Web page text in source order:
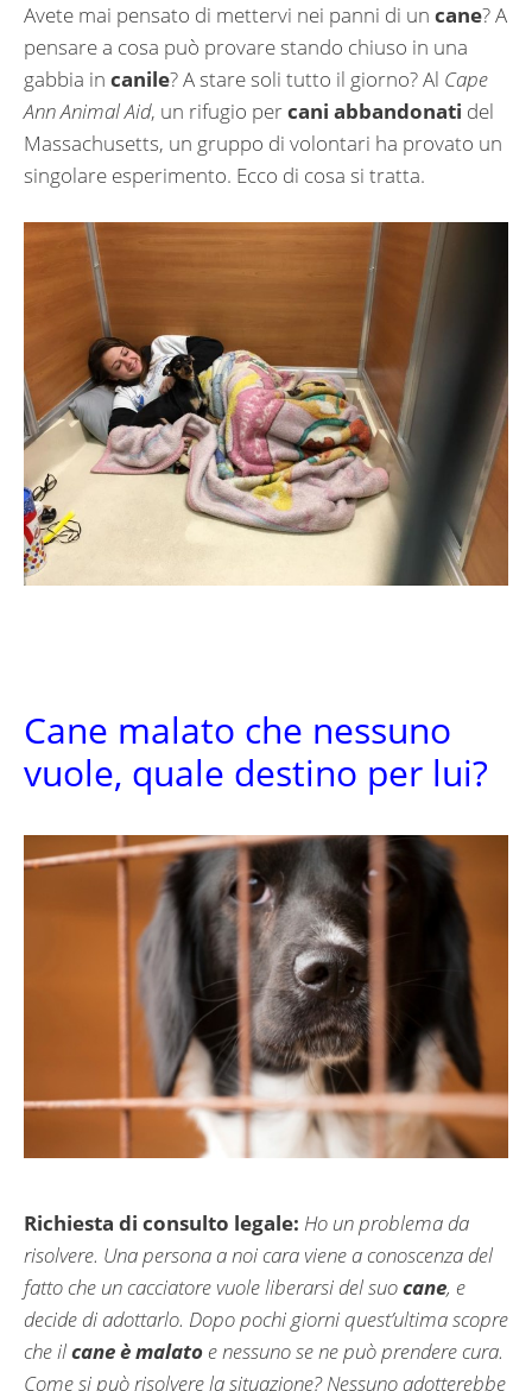
Avete mai pensato di mettervi nei panni di un cane? A
pensare a cosa può provare stando chiuso in una
gabbia in canile? A stare soli tutto il giorno? Al Cape
Ann Animal Aid, un rifugio percani abbandonati del
Massachusetts, un gruppo di volontari ha provato un
singolare esperimento. Ecco di cosa si tratta.
Cane malato che nessuno
vuole, quale destino per lui?
Richiesta di consulto legale: Ho un problema da
risolvere. Una persona a noi cara viene a conoscenza del
fatto che un cacciatore vuole liberarsi del suocane, e
decide di adottarlo. Dopo pochi giorni quest’ultima scopre
che ilcane è malatoe nessuno se ne può prendere cura.
Come si può risolvere la situazione? Nessuno adotterebbe